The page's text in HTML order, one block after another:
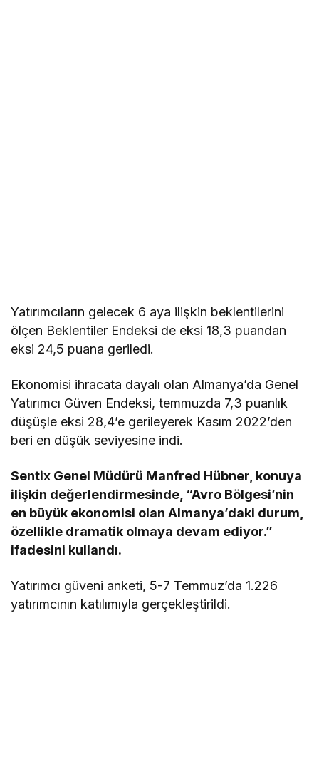
Yatırımcıların gelecek 6 aya ilişkin beklentilerini
ölçen Beklentiler Endeksi de eksi 18,3 puandan
eksi 24,5 puana geriledi.
Ekonomisi ihracata dayalı olan Almanya’da Genel
Yatırımcı Güven Endeksi, temmuzda 7,3 puanlık
düşüşle eksi 28,4’e gerileyerek Kasım 2022’den
beri en düşük seviyesine indi.
Sentix Genel Müdürü Manfred Hübner, konuya
ilişkin değerlendirmesinde, “Avro Bölgesi’nin
en büyük ekonomisi olan Almanya’daki durum,
özellikle dramatik olmaya devam ediyor.”
ifadesini kullandı.
Yatırımcı güveni anketi, 5-7 Temmuz’da 1.226
yatırımcının katılımıyla gerçekleştirildi.